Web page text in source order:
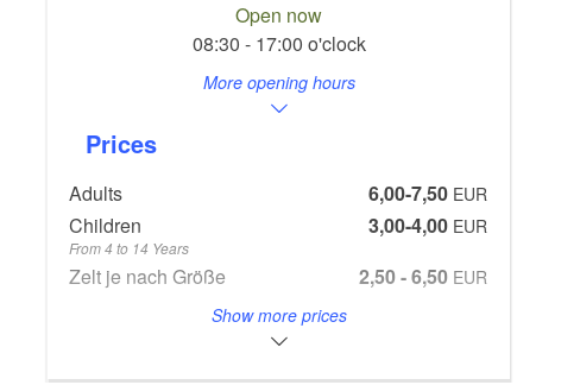
Open now
08:30 - 17:00 o'clock
More opening hours
Prices
Adults 6,00-7,50 EUR
Children 3,00-4,00 EUR
From 4 to 14 Years
Zelt je nach Größe 2,50 - 6,50 EUR
Wohnwagen/Wohnmobil
(Wasser-u. Abwasseranschluss,
Show more prices